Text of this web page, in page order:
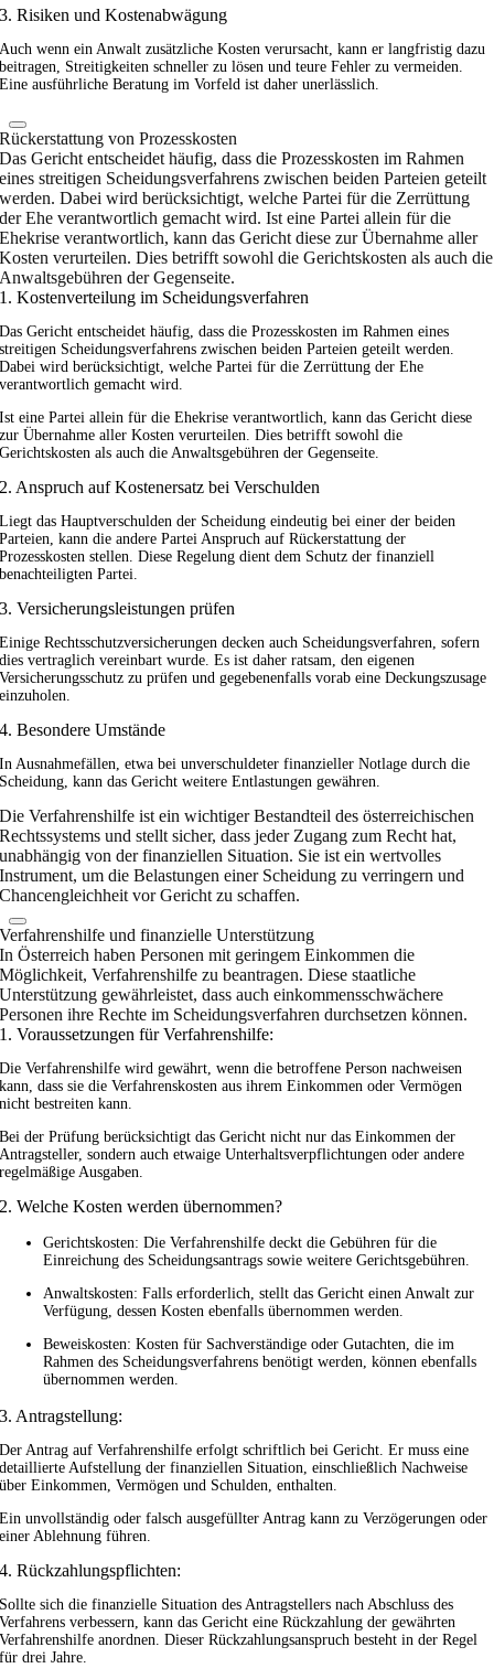
3. Risiken und Kostenabwägung
Auch wenn ein Anwalt zusätzliche Kosten verursacht, kann er langfristig dazu
beitragen, Streitigkeiten schneller zu lösen und teure Fehler zu vermeiden.
Eine ausführliche Beratung im Vorfeld ist daher unerlässlich.
Rückerstattung von Prozesskosten
Das Gericht entscheidet häufig, dass die Prozesskosten im Rahmen
eines streitigen Scheidungsverfahrens zwischen beiden Parteien geteilt
werden. Dabei wird berücksichtigt, welche Partei für die Zerrüttung
der Ehe verantwortlich gemacht wird. Ist eine Partei allein für die
Ehekrise verantwortlich, kann das Gericht diese zur Übernahme aller
Kosten verurteilen. Dies betrifft sowohl die Gerichtskosten als auch die
Anwaltsgebühren der Gegenseite.
1. Kostenverteilung im Scheidungsverfahren
Das Gericht entscheidet häufig, dass die Prozesskosten im Rahmen eines
streitigen Scheidungsverfahrens zwischen beiden Parteien geteilt werden.
Dabei wird berücksichtigt, welche Partei für die Zerrüttung der Ehe
verantwortlich gemacht wird.
Ist eine Partei allein für die Ehekrise verantwortlich, kann das Gericht diese
zur Übernahme aller Kosten verurteilen. Dies betrifft sowohl die
Gerichtskosten als auch die Anwaltsgebühren der Gegenseite.
2. Anspruch auf Kostenersatz bei Verschulden
Liegt das Hauptverschulden der Scheidung eindeutig bei einer der beiden
Parteien, kann die andere Partei Anspruch auf Rückerstattung der
Prozesskosten stellen. Diese Regelung dient dem Schutz der finanziell
benachteiligten Partei.
3. Versicherungsleistungen prüfen
Einige Rechtsschutzversicherungen decken auch Scheidungsverfahren, sofern
dies vertraglich vereinbart wurde. Es ist daher ratsam, den eigenen
Versicherungsschutz zu prüfen und gegebenenfalls vorab eine Deckungszusage
einzuholen.
4. Besondere Umstände
In Ausnahmefällen, etwa bei unverschuldeter finanzieller Notlage durch die
Scheidung, kann das Gericht weitere Entlastungen gewähren.
Die Verfahrenshilfe ist ein wichtiger Bestandteil des österreichischen
Rechtssystems und stellt sicher, dass jeder Zugang zum Recht hat,
unabhängig von der finanziellen Situation. Sie ist ein wertvolles
Instrument, um die Belastungen einer Scheidung zu verringern und
Chancengleichheit vor Gericht zu schaffen.
Verfahrenshilfe und finanzielle Unterstützung
In Österreich haben Personen mit geringem Einkommen die
Möglichkeit, Verfahrenshilfe zu beantragen. Diese staatliche
Unterstützung gewährleistet, dass auch einkommensschwächere
Personen ihre Rechte im Scheidungsverfahren durchsetzen können.
1. Voraussetzungen für Verfahrenshilfe:
Die Verfahrenshilfe wird gewährt, wenn die betroffene Person nachweisen
kann, dass sie die Verfahrenskosten aus ihrem Einkommen oder Vermögen
nicht bestreiten kann.
Bei der Prüfung berücksichtigt das Gericht nicht nur das Einkommen der
Antragsteller, sondern auch etwaige Unterhaltsverpflichtungen oder andere
regelmäßige Ausgaben.
2. Welche Kosten werden übernommen?
Gerichtskosten: Die Verfahrenshilfe deckt die Gebühren für die
Einreichung des Scheidungsantrags sowie weitere Gerichtsgebühren.
Anwaltskosten: Falls erforderlich, stellt das Gericht einen Anwalt zur
Verfügung, dessen Kosten ebenfalls übernommen werden.
Beweiskosten: Kosten für Sachverständige oder Gutachten, die im
Rahmen des Scheidungsverfahrens benötigt werden, können ebenfalls
übernommen werden.
3. Antragstellung:
Der Antrag auf Verfahrenshilfe erfolgt schriftlich bei Gericht. Er muss eine
detaillierte Aufstellung der finanziellen Situation, einschließlich Nachweise
über Einkommen, Vermögen und Schulden, enthalten.
Ein unvollständig oder falsch ausgefüllter Antrag kann zu Verzögerungen oder
einer Ablehnung führen.
4. Rückzahlungspflichten:
Sollte sich die finanzielle Situation des Antragstellers nach Abschluss des
Verfahrens verbessern, kann das Gericht eine Rückzahlung der gewährten
Verfahrenshilfe anordnen. Dieser Rückzahlungsanspruch besteht in der Regel
für drei Jahre.